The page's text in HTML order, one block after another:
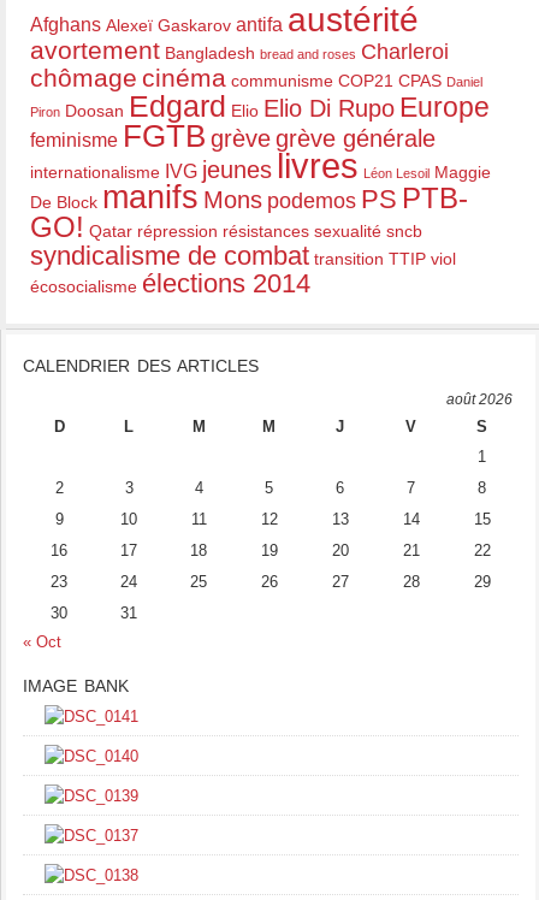
Afghans Alexeï Gaskarov antifa austérité
avortement Bangladesh bread and roses Charleroi
chômage cinéma communisme COP21 CPAS Daniel
Piron Doosan Edgard Elio Elio Di Rupo Europe
feminisme FGTB grèvegrève générale
internationalisme IVG jeunes livres Léon Lesoil Maggie
De Block manifs Mons podemos PS PTB-
GO! Qatar répression résistances sexualité sncb
syndicalisme de combat transition TTIP viol
écosocialisme élections 2014
CALENDRIER DES ARTICLES
août 2026
D L M M J V
S
1
2
3 4 5 6 7
8
9
10 11 12 13 14
15
16
17 18 19 20 21
22
23
24 25 26 27 28
29
30
31
« Oct
IMAGE BANK